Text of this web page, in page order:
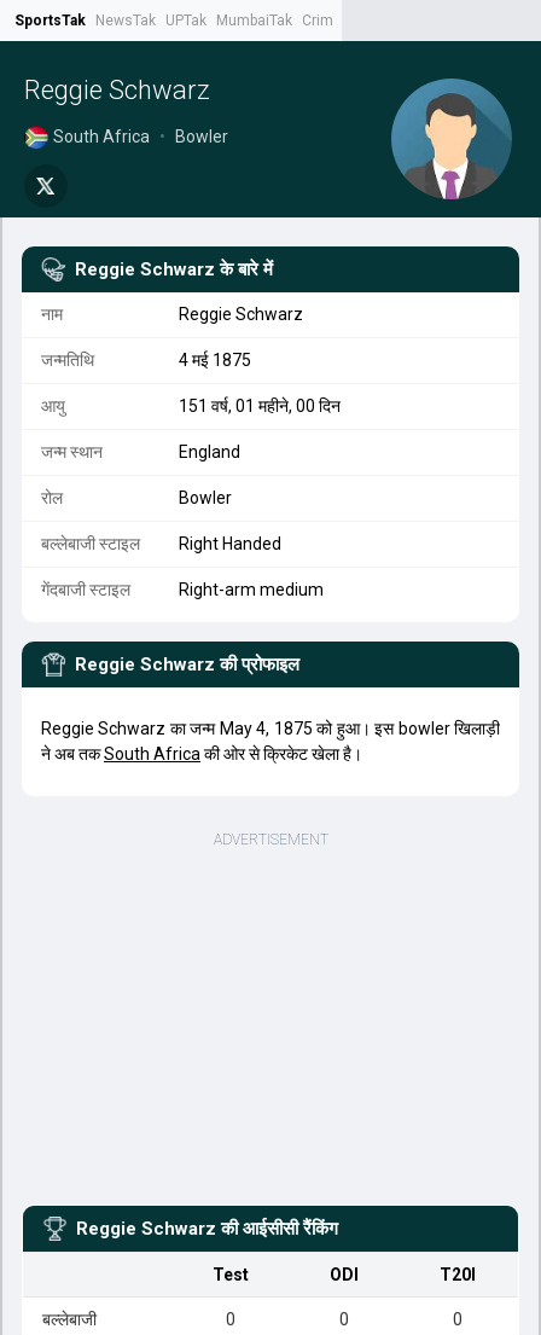
SportsTak NewsTak UPTak MumbaiTak CrimeTak
Reggie Schwarz
South Africa • Bowler
Reggie Schwarz के बारे में
नाम Reggie Schwarz
जन्मतिथि 4 मई 1875
आयु 151 वर्ष, 01 महीने, 00 दिन
जन्म स्थान England
रोल Bowler
बल्लेबाजी स्टाइल Right Handed
गेंदबाजी स्टाइल Right-arm medium
Reggie Schwarz की प्रोफाइल
Reggie Schwarz का जन्म May 4, 1875 को हुआ। इस bowler खिलाड़ी
ने अब तकSouth Africa की ओर से क्रिकेट खेला है।
Reggie Schwarz की आईसीसी रैंकिंग
Test ODI T20I
बल्लेबाजी 0 0 0